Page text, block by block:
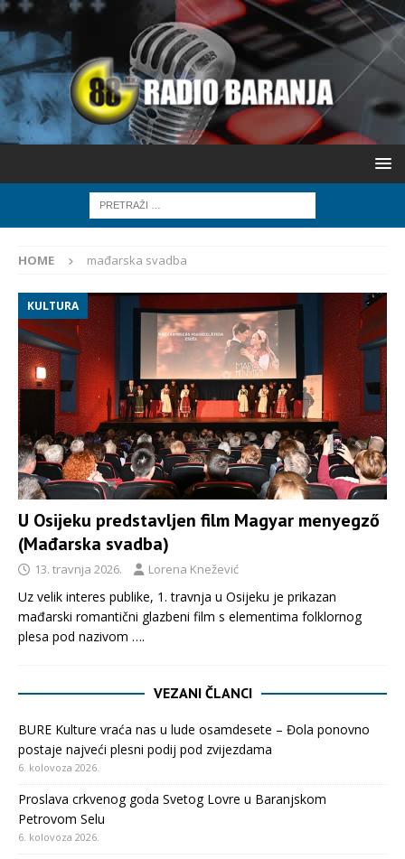
HOME mađarska svadba
KULTURA
U Osijeku predstavljen film Magyar menyegző
(Mađarska svadba)
13. travnja 2026. Lorena Knežević
Uz velik interes publike, 1. travnja u Osijeku je prikazan
mađarski romantični glazbeni film s elementima folklornog
plesa pod nazivom ….
VEZANI ČLANCI
BURE Kulture vraća nas u lude osamdesete – Đola ponovno
postaje najveći plesni podij pod zvijezdama
6. kolovoza 2026.
Proslava crkvenog goda Svetog Lovre u Baranjskom
Petrovom Selu
6. kolovoza 2026.